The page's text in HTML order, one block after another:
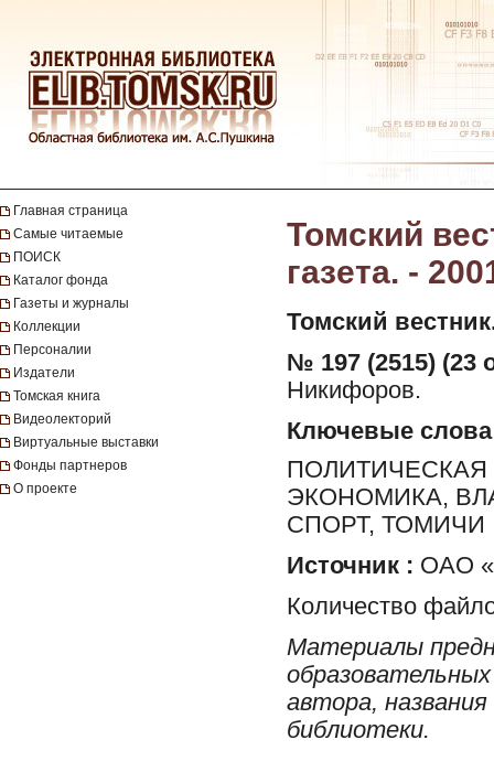
Главная страница
Самые читаемые
ПОИСК
Каталог фонда
Газеты и журналы
Коллекции
Персоналии
Издатели
Томская книга
Видеолекторий
Виртуальные выставки
Фонды партнеров
О проекте
Томский
газета. -
Томский
№ 197 (2515) (23
Никифоров.
Ключевые слова
ЭКОНОМИКА,
СПОРТ, ТОМИЧИ
Источник : ОАО
Количество
Материалы
автора,
библиотеки.